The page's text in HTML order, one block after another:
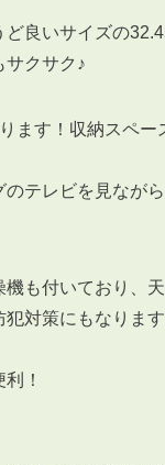
ットワークで情報提
ョン＆バリューアッ
向け物件検索ログイ
申込方法
約の流れ
良いサイズの
サクサク♪
ます！収納スペー
テレビを見なが
も付いており、
対策にもなりま
！